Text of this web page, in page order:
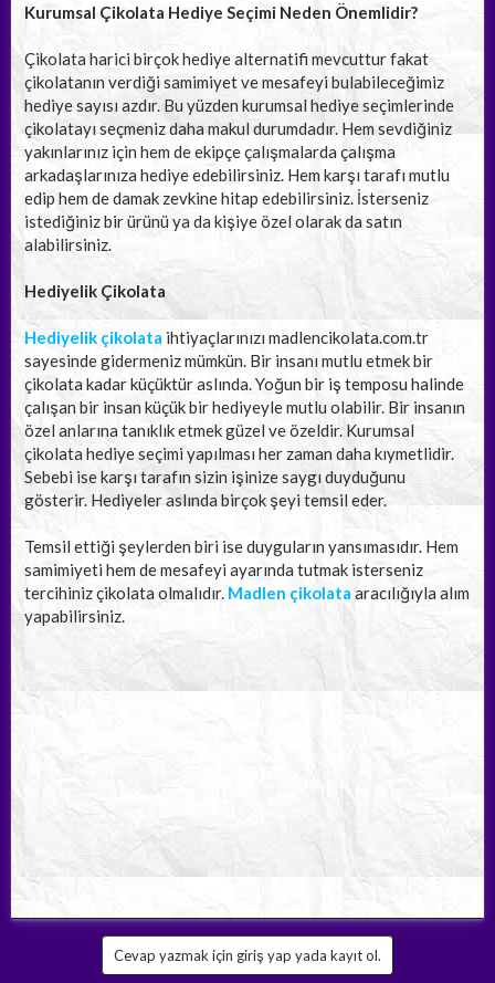
Kurumsal Çikolata Hediye Seçimi Neden Önemlidir?
Çikolata harici birçok hediye alternatifi mevcuttur fakat
çikolatanın verdiği samimiyet ve mesafeyi bulabileceğimiz
hediye sayısı azdır. Bu yüzden kurumsal hediye seçimlerinde
çikolatayı seçmeniz daha makul durumdadır. Hem sevdiğiniz
yakınlarınız için hem de ekipçe çalışmalarda çalışma
arkadaşlarınıza hediye edebilirsiniz. Hem karşı tarafı mutlu
edip hem de damak zevkine hitap edebilirsiniz. İsterseniz
istediğiniz bir ürünü ya da kişiye özel olarak da satın
alabilirsiniz.
Hediyelik Çikolata
Hediyelik çikolata ihtiyaçlarınızı madlencikolata.com.tr
sayesinde gidermeniz mümkün. Bir insanı mutlu etmek bir
çikolata kadar küçüktür aslında. Yoğun bir iş temposu halinde
çalışan bir insan küçük bir hediyeyle mutlu olabilir. Bir insanın
özel anlarına tanıklık etmek güzel ve özeldir. Kurumsal
çikolata hediye seçimi yapılması her zaman daha kıymetlidir.
Sebebi ise karşı tarafın sizin işinize saygı duyduğunu
gösterir. Hediyeler aslında birçok şeyi temsil eder.
Temsil ettiği şeylerden biri ise duyguların yansımasıdır. Hem
samimiyeti hem de mesafeyi ayarında tutmak isterseniz
tercihiniz çikolata olmalıdır. Madlen çikolata aracılığıyla alım
yapabilirsiniz.
Cevap yazmak için giriş yap yada kayıt ol.